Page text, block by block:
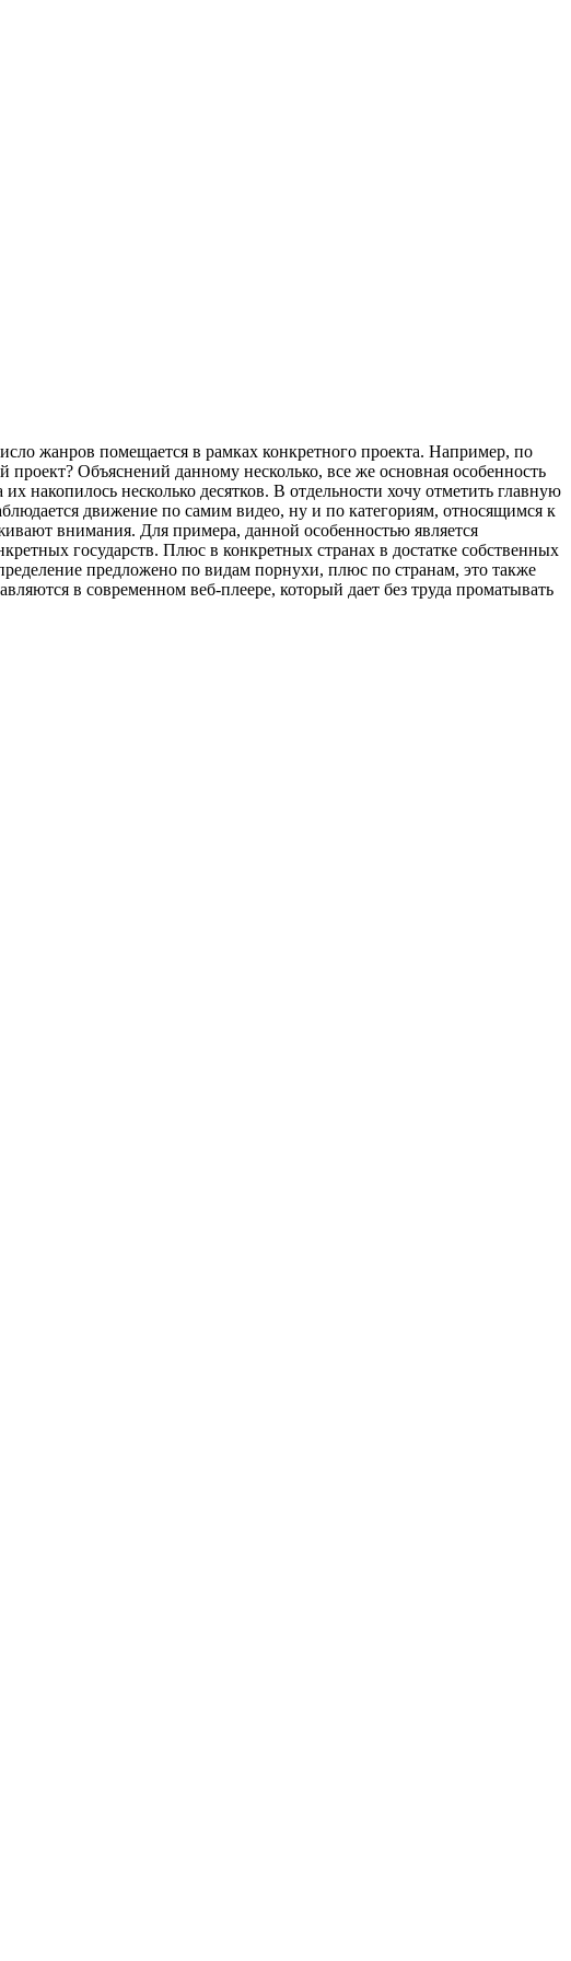
жанров помещается в рамках конкретного проекта. Например, по
Объяснений данному несколько, все же основная особенность
несколько десятков. В отдельности хочу отметить главную
движение по самим видео, ну и по категориям, относящимся к
внимания. Для примера, данной особенностью является
государств. Плюс в конкретных странах в достатке собственных
предложено по видам порнухи, плюс по странам, это также
в современном веб-плеере, который дает без труда проматывать